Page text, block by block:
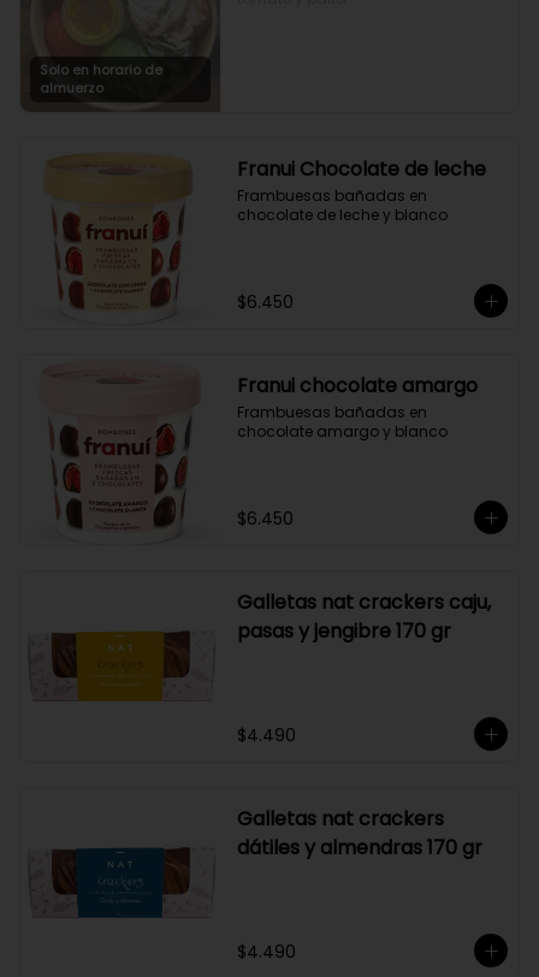
Solo en horario de
almuerzo
Franui Chocolate de leche
Frambuesas bañadas en
chocolate de leche y blanco
$6.450
Franui chocolate amargo
Frambuesas bañadas en
chocolate amargo y blanco
$6.450
Galletas nat crackers caju,
pasas y jengibre 170 gr
$4.490
Galletas nat crackers
dátiles y almendras 170 gr
$4.490